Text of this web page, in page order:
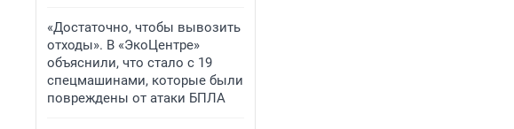
«Достаточно, чтобы вывозить
отходы». В «ЭкоЦентре»
объяснили, что стало с 19
спецмашинами, которые были
повреждены от атаки БПЛА